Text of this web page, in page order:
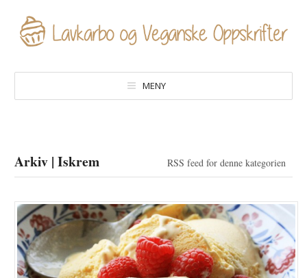
MENY
Arkiv | Iskrem RSS feed for denne kategorien